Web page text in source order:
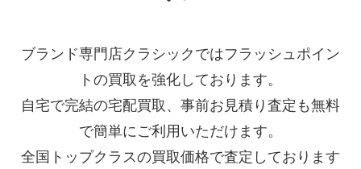
ブランド専門店クラシックではフラッシュポイン
トの買取を強化しております。
自宅で完結の宅配買取、事前お見積り査定も無料
で簡単にご利用いただけます。
全国トップクラスの買取価格で査定しております